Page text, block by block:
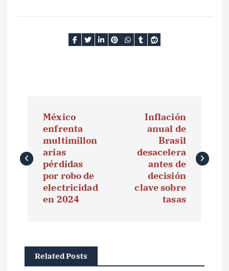
v
e
México
enfrenta
multimillon
arias
pérdidas
por robo de
electricidad
en 2024
Inflación
anual de
Brasil
desacelera
antes de
decisión
clave sobre
tasas
Related Posts